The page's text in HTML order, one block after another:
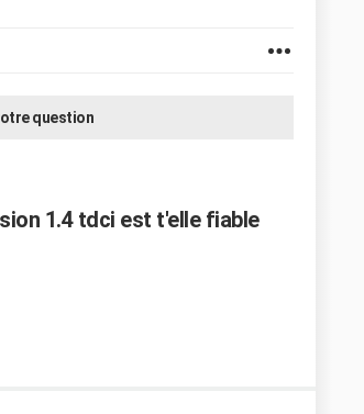
question
1.4 tdci est t'elle fiable